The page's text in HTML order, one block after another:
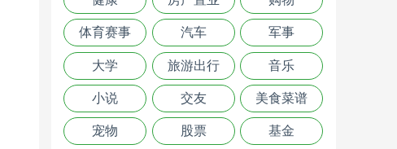
体育赛事 汽车 军事
大学 旅游出行 音乐
小说 交友 美食菜谱
宠物 股票 基金